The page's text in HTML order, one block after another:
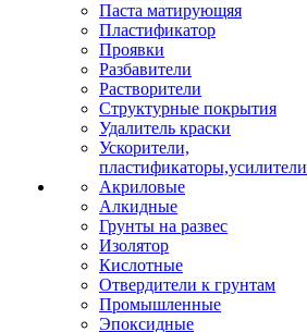
Паста матирующяя
Пластификатор
Проявки
Разбавители
Растворители
Структурные покрытия
Удалитель краски
Ускорители,
пластификаторы,усилители
Акриловые
Алкидные
Грунты на развес
Изолятор
Кислотные
Отвердители к грунтам
Промышленные
Эпоксидные